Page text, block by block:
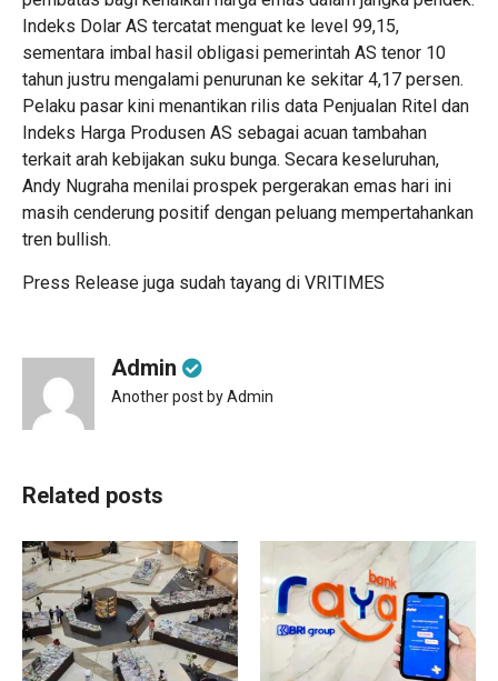
Indeks Dolar AS tercatat menguat ke level 99,15,
sementara imbal hasil obligasi pemerintah AS tenor 10
tahun justru mengalami penurunan ke sekitar 4,17 persen.
Pelaku pasar kini menantikan rilis data Penjualan Ritel dan
Indeks Harga Produsen AS sebagai acuan tambahan
terkait arah kebijakan suku bunga. Secara keseluruhan,
Andy Nugraha menilai prospek pergerakan emas hari ini
masih cenderung positif dengan peluang mempertahankan
tren bullish.
Press Release juga sudah tayang di VRITIMES
Admin
Another post by Admin
Related posts